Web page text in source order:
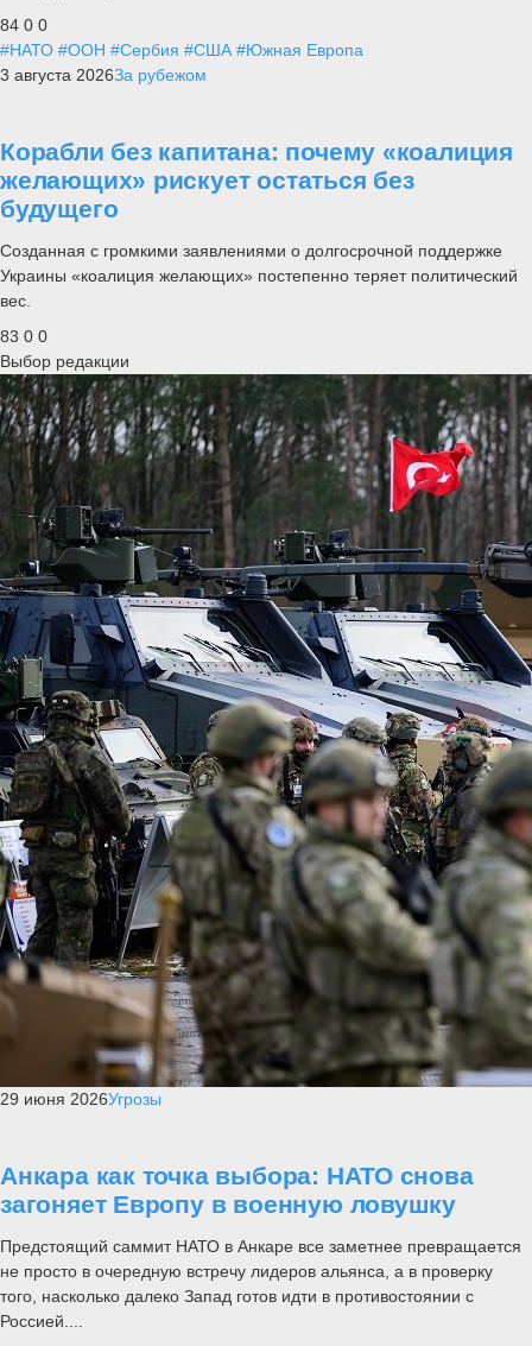
84 0 0
#НАТО #ООН #Сербия #США #Южная Европа
3 августа 2026За рубежом
Корабли без капитана: почему «коалиция
желающих» рискует остаться без
будущего
Созданная с громкими заявлениями о долгосрочной поддержке
Украины «коалиция желающих» постепенно теряет политический
вес.
83 0 0
Выбор редакции
29 июня 2026Угрозы
Анкара как точка выбора: НАТО снова
загоняет Европу в военную ловушку
Предстоящий саммит НАТО в Анкаре все заметнее превращается
не просто в очередную встречу лидеров альянса, а в проверку
того, насколько далеко Запад готов идти в противостоянии с
Россией....